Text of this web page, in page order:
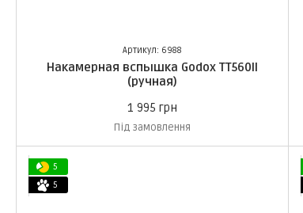
Артикул: 6988
Накамерная вспышка Godox TT560II
(ручная)
1 995 грн
Під замовлення
5
5